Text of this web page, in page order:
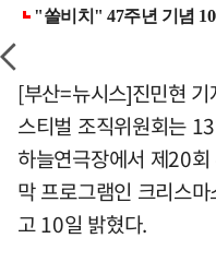
[부산=뉴시스]진민현
스티벌 조직위원회는
하늘연극장에서 제20
막 프로그램인 크리스
고 10일 밝혔다.